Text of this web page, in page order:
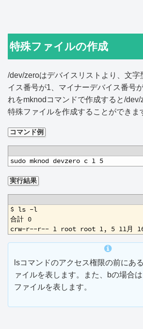
特殊ファイルの作成
/dev/zeroはデバイスリストより、文字
イス番号が1、マイナーデバイス番号
れをmknodコマンドで作成すると/
特殊ファイルを作成することができま
コマンド例
sudo mknod devzero c 1 5
実行結果
$ ls -l
合計 0
crw-r--r-- 1 root root 1, 5 11月
lsコマンドのアクセス権限の前にあ
ァイルを表します。また、bの場合
ファイルを表します。